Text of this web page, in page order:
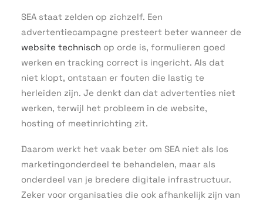
SEA staat zelden op zichzelf. Een
advertentiecampagne presteert beter wanneer de
website technisch op orde is, formulieren goed
werken en tracking correct is ingericht. Als dat
niet klopt, ontstaan er fouten die lastig te
herleiden zijn. Je denkt dan dat advertenties niet
werken, terwijl het probleem in de website,
hosting of meetinrichting zit.
Daarom werkt het vaak beter om SEA niet als los
marketingonderdeel te behandelen, maar als
onderdeel van je bredere digitale infrastructuur.
Zeker voor organisaties die ook afhankelijk zijn van